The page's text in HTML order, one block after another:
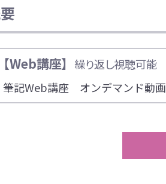
【Web講座】
繰り返し視聴可能
筆記Web講座 オンデマンド動画